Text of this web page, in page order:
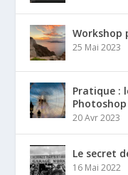
Workshop
25 Mai 2023
Pratique :
Photoshop
20 Avr 2023
Le secret
16 Mai 2022